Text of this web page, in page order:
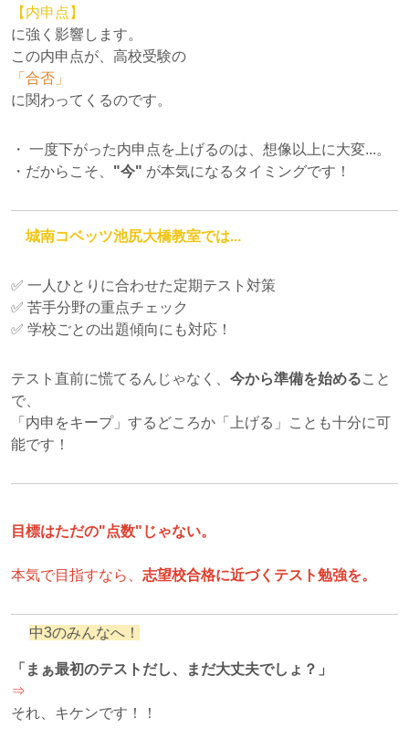
【内申点】
に強く影響します。
この内申点が、高校受験の
「合否」
に関わってくるのです。
・ 一度下がった内申点を上げるのは、想像以上に大変...。
・だからこそ、 "今" が本気になるタイミングです！
城南コベッツ池尻大橋教室では...
✅ 一人ひとりに合わせた定期テスト対策
✅ 苦手分野の重点チェック
✅ 学校ごとの出題傾向にも対応！
テスト直前に慌てるんじゃなく、 今から準備を始めること
で、
「内申をキープ」するどころか「上げる」ことも十分に可
能です！
目標はただの"点数"じゃない。
本気で目指すなら、 志望校合格に近づくテスト勉強を。
中3のみんなへ！
「まぁ最初のテストだし、まだ大丈夫でしょ？」
⇒
それ、キケンです！！